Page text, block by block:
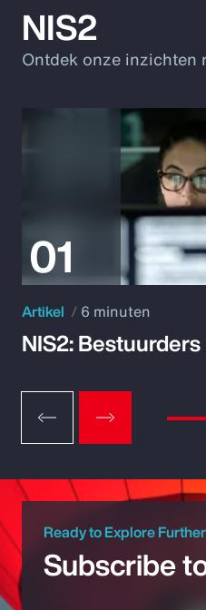
NIS2
Ontdek onze inzichten
Artikel 6 minuten
NIS2:
Ready to Explore
Subscribe